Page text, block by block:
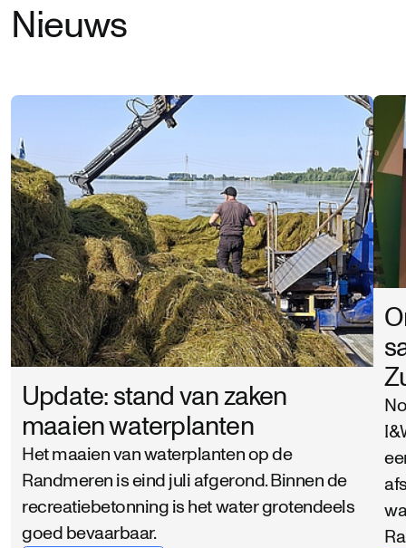
Nieuws
Update: stand van zaken
maaien waterplanten
Het maaien van waterplanten op de
Randmeren is eind juli afgerond. Binnen de
recreatiebetonning is het water grotendeels
goed bevaarbaar.